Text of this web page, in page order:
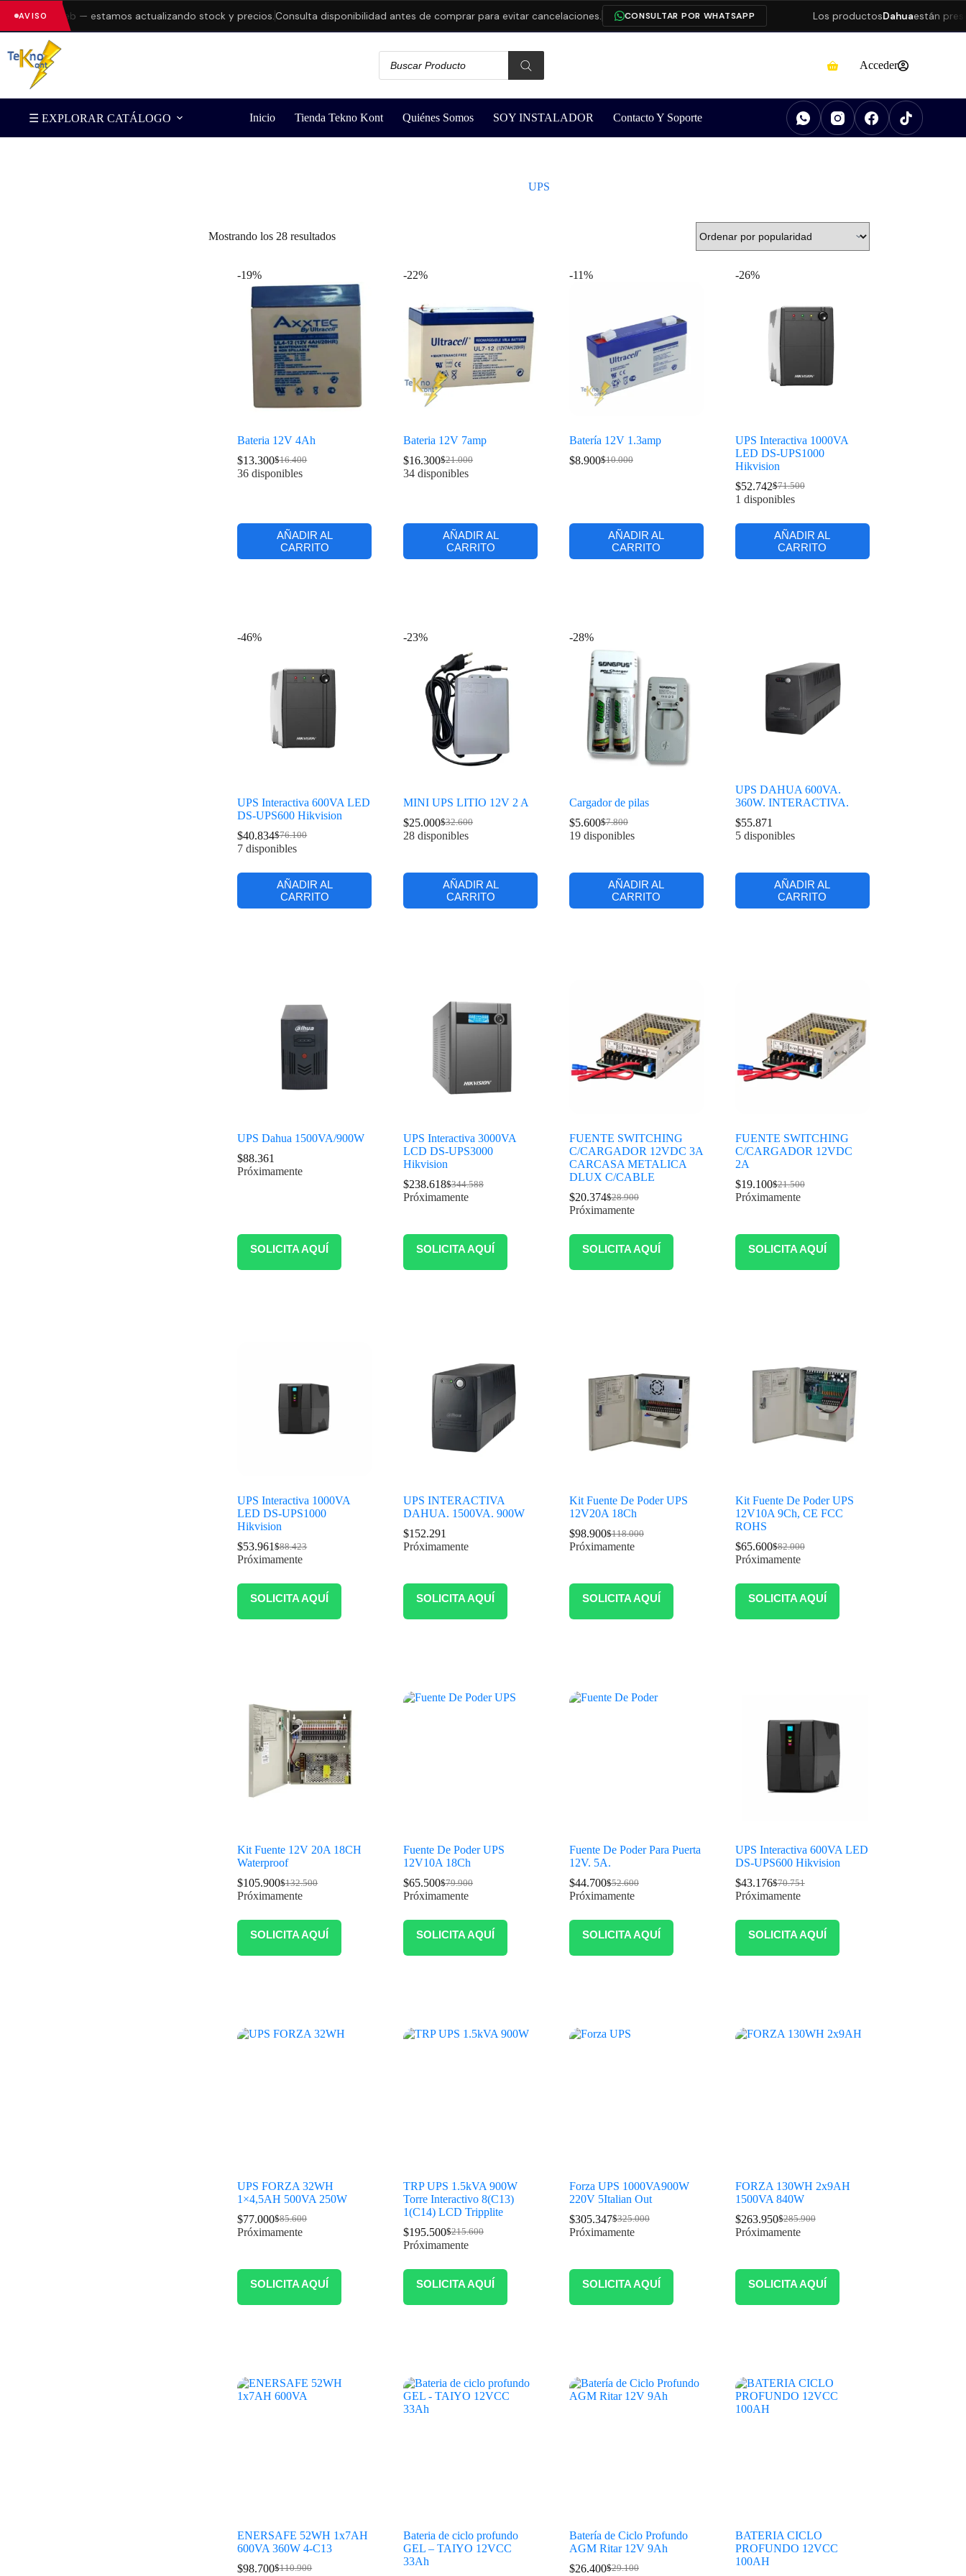
AVISO
en la web — estamos actualizando stock y precios.Consulta disponibilidad antes de comprar para evitar cancelaciones. CONSULTAR POR WHATSAPP Los productosDahuaestán
Acceder
☰ EXPLORAR CATÁLOGO Inicio Tienda Tekno Kont Quiénes Somos SOY INSTALADOR Contacto Y Soporte
UPS
Mostrando los 28 resultados
-19%
Bateria 12V 4Ah
$16.400
$13.300
36 disponibles
AÑADIR AL
CARRITO
-22%
Bateria 12V 7amp
$21.000
$16.300
34 disponibles
AÑADIR AL
CARRITO
-11%
Batería 12V 1.3amp
$10.000
$8.900
AÑADIR AL
CARRITO
-26%
UPS Interactiva 1000VA
LED DS-UPS1000
Hikvision
$71.500
$52.742
1 disponibles
AÑADIR AL
CARRITO
-46%
UPS Interactiva 600VA LED
DS-UPS600 Hikvision
$76.100
$40.834
7 disponibles
AÑADIR AL
CARRITO
-23%
MINI UPS LITIO 12V 2 A
$32.600
$25.000
28 disponibles
AÑADIR AL
CARRITO
-28%
Cargador de pilas
$7.800
$5.600
19 disponibles
AÑADIR AL
CARRITO
UPS DAHUA 600VA.
360W. INTERACTIVA.
$55.871
5 disponibles
AÑADIR AL
CARRITO
UPS Dahua 1500VA/900W
$88.361
Próximamente
SOLICITA AQUÍ
UPS Interactiva 3000VA
LCD DS-UPS3000
Hikvision
$344.588
$238.618
Próximamente
SOLICITA AQUÍ
FUENTE SWITCHING
C/CARGADOR 12VDC 3A
CARCASA METALICA
DLUX C/CABLE
$28.900
$20.374
Próximamente
SOLICITA AQUÍ
FUENTE SWITCHING
C/CARGADOR 12VDC
2A
$21.500
$19.100
Próximamente
SOLICITA AQUÍ
UPS Interactiva 1000VA
LED DS-UPS1000
Hikvision
$88.423
$53.961
Próximamente
SOLICITA AQUÍ
UPS INTERACTIVA
DAHUA. 1500VA. 900W
$152.291
Próximamente
SOLICITA AQUÍ
Kit Fuente De Poder UPS
12V20A 18Ch
$118.000
$98.900
Próximamente
SOLICITA AQUÍ
Kit Fuente De Poder UPS
12V10A 9Ch, CE FCC
ROHS
$82.000
$65.600
Próximamente
SOLICITA AQUÍ
Kit Fuente 12V 20A 18CH
Waterproof
$132.500
$105.900
Próximamente
SOLICITA AQUÍ
Fuente De Poder UPS
12V10A 18Ch
$79.900
$65.500
Próximamente
SOLICITA AQUÍ
Fuente De Poder Para Puerta
12V. 5A.
$52.600
$44.700
Próximamente
SOLICITA AQUÍ
UPS Interactiva 600VA LED
DS-UPS600 Hikvision
$70.751
$43.176
Próximamente
SOLICITA AQUÍ
UPS FORZA 32WH
1×4,5AH 500VA 250W
$85.600
$77.000
Próximamente
SOLICITA AQUÍ
TRP UPS 1.5kVA 900W
Torre Interactivo 8(C13)
1(C14) LCD Tripplite
$215.600
$195.500
Próximamente
SOLICITA AQUÍ
Forza UPS 1000VA900W
220V 5Italian Out
$325.000
$305.347
Próximamente
SOLICITA AQUÍ
FORZA 130WH 2x9AH
1500VA 840W
$285.900
$263.950
Próximamente
SOLICITA AQUÍ
ENERSAFE 52WH 1x7AH
600VA 360W 4-C13
$110.900
$98.700
Bateria de ciclo profundo
GEL – TAIYO 12VCC
33Ah
Batería de Ciclo Profundo
AGM Ritar 12V 9Ah
$29.100
$26.400
BATERIA CICLO
PROFUNDO 12VCC
100AH